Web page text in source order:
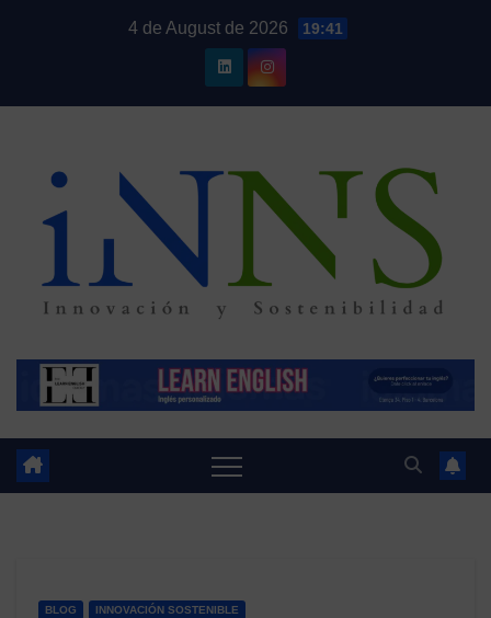
4 de August de 2026 19:41
BLOG INNOVACIÓN SOSTENIBLE